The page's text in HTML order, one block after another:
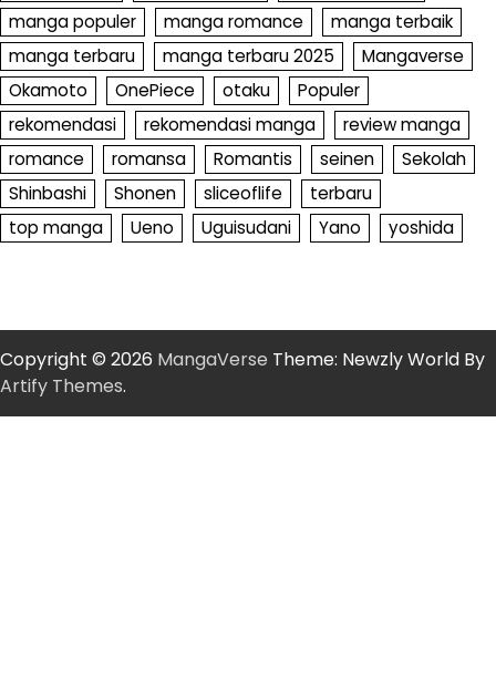
manga populer
manga romance
manga terbaik
manga terbaru
manga terbaru 2025
Mangaverse
Okamoto
OnePiece otaku
Populer
rekomendasi
rekomendasi manga
review manga
romance
romansa Romantis seinen
Sekolah
Shinbashi
Shonen sliceoflife
terbaru
top manga
Ueno Uguisudani Yano yoshida
Copyright © 2026 MangaVerse Theme: Newzly World By
Artify Themes.